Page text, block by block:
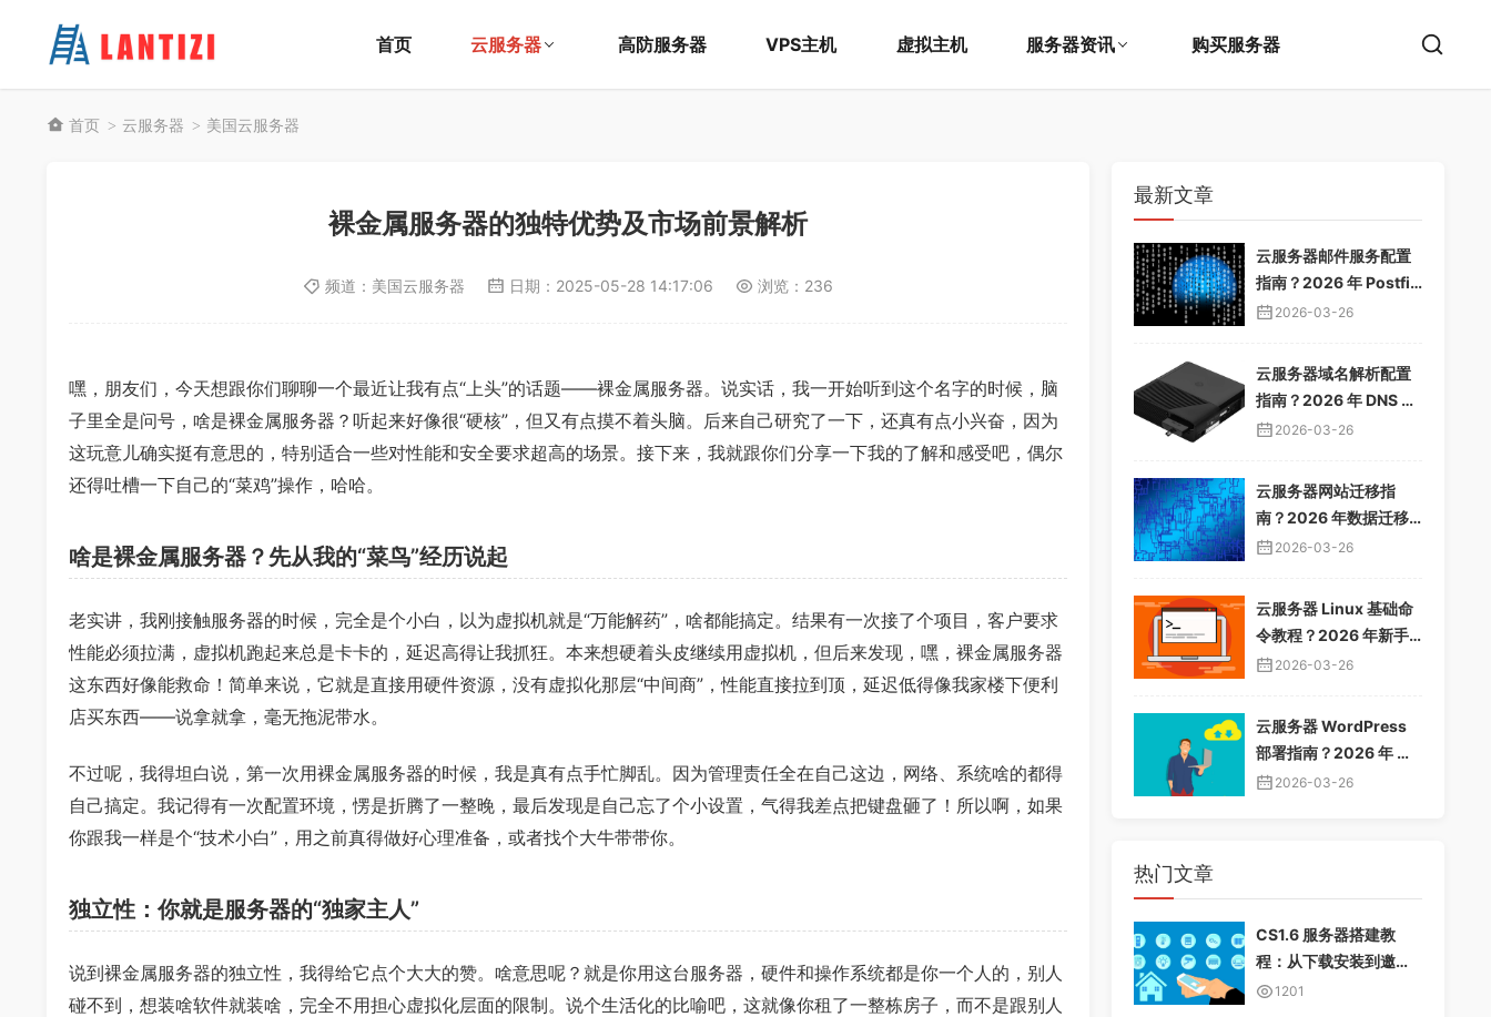
首页 云服务器 高防服务器 VPS主机 虚拟主机 服务器资讯 购买服务器
首页 > 云服务器 > 美国云服务器
裸金属服务器的独特优势及市场前景解析
频道： 美国云服务器 日期： 2025-05-28 14:17:06 浏览：236
嘿，朋友们，今天想跟你们聊聊一个最近让我有点“上头”的话题——裸金属服务器。说实话，我一开始听到这个名字的时候，脑
子里全是问号，啥是裸金属服务器？听起来好像很“硬核”，但又有点摸不着头脑。后来自己研究了一下，还真有点小兴奋，因为
这玩意儿确实挺有意思的，特别适合一些对性能和安全要求超高的场景。接下来，我就跟你们分享一下我的了解和感受吧，偶尔
还得吐槽一下自己的“菜鸡”操作，哈哈。
啥是裸金属服务器？先从我的“菜鸟”经历说起
老实讲，我刚接触服务器的时候，完全是个小白，以为虚拟机就是“万能解药”，啥都能搞定。结果有一次接了个项目，客户要求
性能必须拉满，虚拟机跑起来总是卡卡的，延迟高得让我抓狂。本来想硬着头皮继续用虚拟机，但后来发现，嘿，裸金属服务器
这东西好像能救命！简单来说，它就是直接用硬件资源，没有虚拟化那层“中间商”，性能直接拉到顶，延迟低得像我家楼下便利
店买东西——说拿就拿，毫无拖泥带水。
不过呢，我得坦白说，第一次用裸金属服务器的时候，我是真有点手忙脚乱。因为管理责任全在自己这边，网络、系统啥的都得
自己搞定。我记得有一次配置环境，愣是折腾了一整晚，最后发现是自己忘了个小设置，气得我差点把键盘砸了！所以啊，如果
你跟我一样是个“技术小白”，用之前真得做好心理准备，或者找个大牛带带你。
独立性：你就是服务器的“独家主人”
说到裸金属服务器的独立性，我得给它点个大大的赞。啥意思呢？就是你用这台服务器，硬件和操作系统都是你一个人的，别人
碰不到，想装啥软件就装啥，完全不用担心虚拟化层面的限制。说个生活化的比喻吧，这就像你租了一整栋房子，而不是跟别人
最新文章
云服务器邮件服务配置
指南？2026 年 Postfix
邮件服务器教程，企业
2026-03-26
云服务器域名解析配置
指南？2026 年 DNS 解
析教程，域名绑定服务
2026-03-26
云服务器网站迁移指
南？2026 年数据迁移
教程，无缝切换服务器
2026-03-26
云服务器 Linux 基础命
令教程？2026 年新手
入门指南，常用命令大
2026-03-26
云服务器 WordPress
部署指南？2026 年 Wo
rdPress 安装配置教
2026-03-26
热门文章
CS1.6 服务器搭建教
程：从下载安装到邀请
好友畅玩
1201